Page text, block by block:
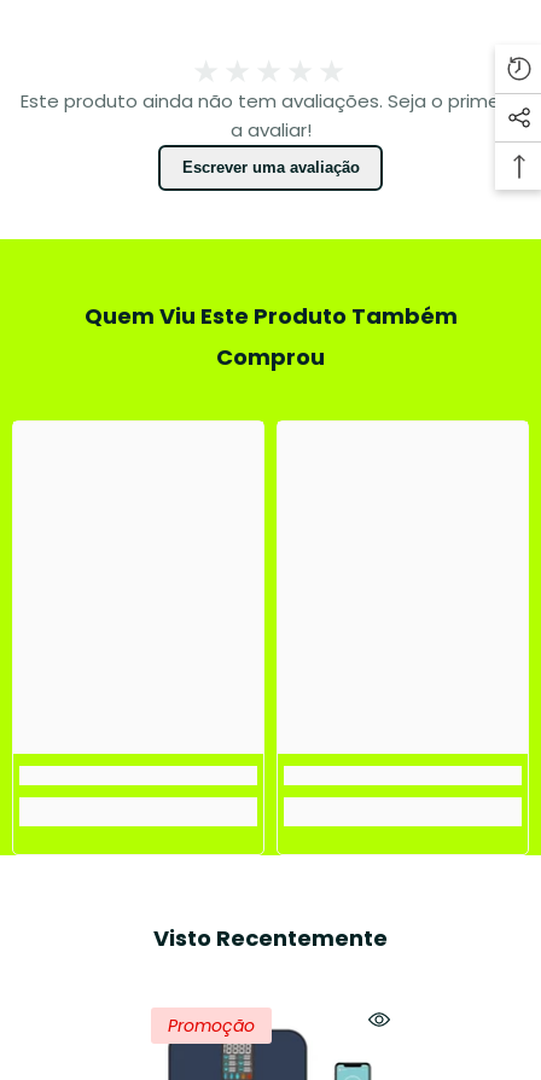
Este produto ainda não tem avaliações. Seja o primeiro
a avaliar!
Escrever uma avaliação
Quem Viu Este Produto Também
Comprou
Visto Recentemente
Promoção